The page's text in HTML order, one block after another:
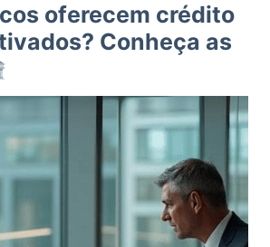
oferecem crédito
Conheça as